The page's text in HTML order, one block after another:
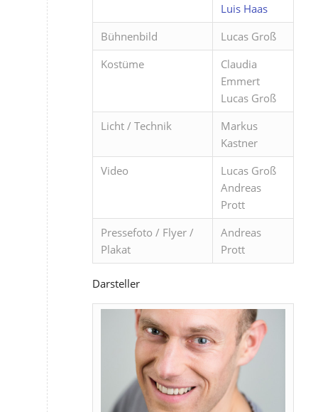
Luis Haas
Bühnenbild
Lucas Groß
Kostüme
Claudia
Emmert
Lucas Groß
Licht / Technik
Markus
Kastner
Video
Lucas Groß
Andreas
Prott
Pressefoto / Flyer /
Plakat
Andreas
Prott
Darsteller